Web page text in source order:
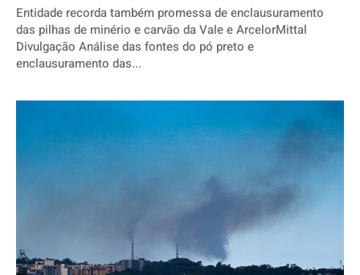
Entidade recorda também promessa de enclausuramento
das pilhas de minério e carvão da Vale e ArcelorMittal
Divulgação Análise das fontes do pó preto e
enclausuramento das...